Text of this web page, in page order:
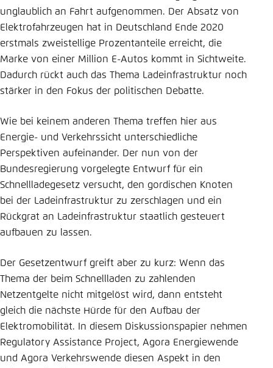
unglaublich an Fahrt aufgenommen. Der Absatz von
Elektrofahrzeugen hat in Deutschland Ende 2020
erstmals zweistellige Prozentanteile erreicht, die
Marke von einer Million E-Autos kommt in Sichtweite.
Dadurch rückt auch das Thema Ladeinfrastruktur noch
stärker in den Fokus der politischen Debatte.
Wie bei keinem anderen Thema treffen hier aus
Energie- und Verkehrssicht unterschiedliche
Perspektiven aufeinander. Der nun von der
Bundesregierung vorgelegte Entwurf für ein
Schnellladegesetz versucht, den gordischen Knoten
bei der Ladeinfrastruktur zu zerschlagen und ein
Rückgrat an Ladeinfrastruktur staatlich gesteuert
aufbauen zu lassen.
Der Gesetzentwurf greift aber zu kurz: Wenn das
Thema der beim Schnellladen zu zahlenden
Netzentgelte nicht mitgelöst wird, dann entsteht
gleich die nächste Hürde für den Aufbau der
Elektromobilität. In diesem Diskussionspapier nehmen
Regulatory Assistance Project, Agora Energiewende
und Agora Verkehrswende diesen Aspekt in den
Anmelden
Noch kein Benutzerkonto?
AbbrechenAutomatisch
Einstellung für diese Webseite im Browser
speichern